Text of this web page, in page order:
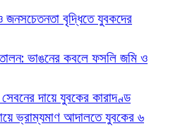
জনসচেতনতা বৃদ্ধিতে যুবকদের
ভাঙনের কবলে ফসলি জমি ও
দায়ে যুবকের কারাদণ্ড
ভ্রাম্যমাণ আদালতে যুবকের ৬